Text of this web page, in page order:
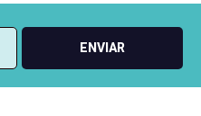
ENVIAR